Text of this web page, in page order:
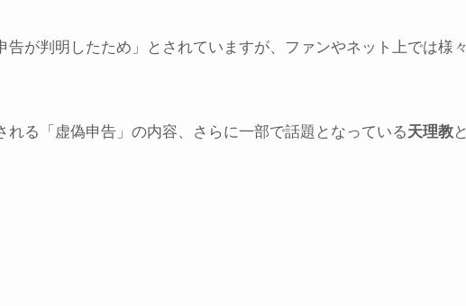
が判明したため」とされていますが、ファンやネット上では様々
る「虚偽申告」の内容、さらに一部で話題となっている天理教と